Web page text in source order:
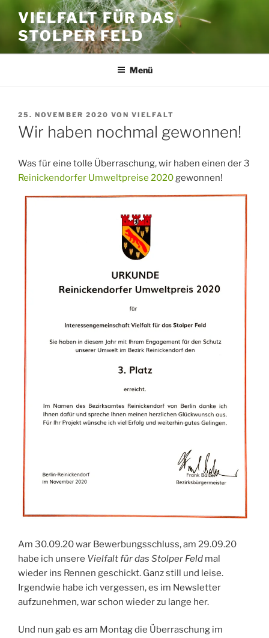
Inhalt
springen
VIELFALT FÜR DAS
STOLPER FELD
Menü
VERÖFFENTLICHT
AM
25. NOVEMBER 2020 VON VIELFALT
Wir haben nochmal gewonnen!
Was für eine tolle Überraschung, wir haben einen der 3
Reinickendorfer Umweltpreise 2020gewonnen!
Am 30.09.20 war Bewerbungsschluss, am 29.09.20
habe ich unsere Vielfalt für das Stolper Feld mal
wieder ins Rennen geschickt. Ganz still und leise.
Irgendwie habe ich vergessen, es im Newsletter
aufzunehmen, war schon wieder zu lange her.
Und nun gab es am Montag die Überraschung im